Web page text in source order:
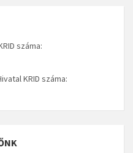
száma:
KRID száma: